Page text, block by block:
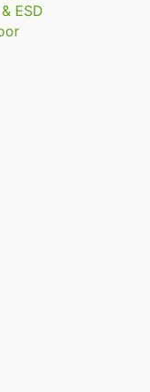
ESD